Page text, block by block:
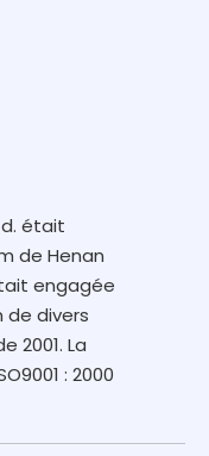
était
de Henan
engagée
divers
2001. La
: 2000